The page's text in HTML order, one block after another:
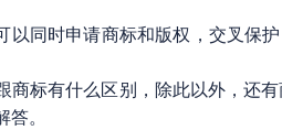
以同时申请商标和版权，交叉保
商标有什么区别，除此以外，还
。